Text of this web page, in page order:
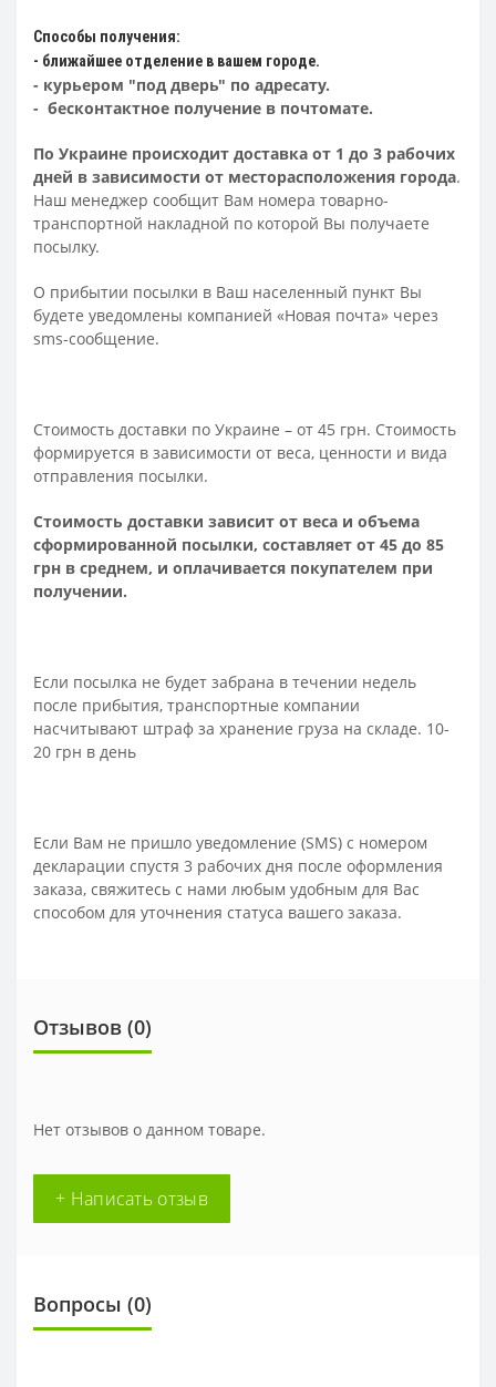
Способы получения:
- ближайшее отделение в вашем городе.
- курьером "под дверь" по адресату.
- бесконтактное получение в почтомате.
По Украине происходит доставка от 1 до 3 рабочих
дней в зависимости от месторасположения города.
Наш менеджер сообщит Вам номера товарно-
транспортной накладной по которой Вы получаете
посылку.
О прибытии посылки в Ваш населенный пункт Вы
будете уведомлены компанией «Новая почта» через
sms-сообщение.
Стоимость доставки по Украине – от 45 грн. Стоимость
формируется в зависимости от веса, ценности и вида
отправления посылки.
Стоимость доставки зависит от веса и объема
сформированной посылки, составляет от 45 до 85
грн в среднем, и оплачивается покупателем при
получении.
Если посылка не будет забрана в течении недель
после прибытия, транспортные компании
насчитывают штраф за хранение груза на складе. 10-
20 грн в день
Если Вам не пришло уведомление (SMS) с номером
декларации спустя 3 рабочих дня после оформления
заказа, свяжитесь с нами любым удобным для Вас
способом для уточнения статуса вашего заказа.
Отзывов (0)
Нет отзывов о данном товаре.
+ Написать отзыв
Вопросы (0)